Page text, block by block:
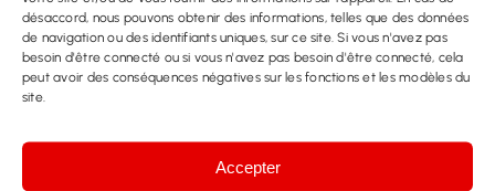
désaccord, nous pouvons obtenir des informations, telles que des données
de navigation ou des identifiants uniques, sur ce site. Si vous n'avez pas
besoin d'être connecté ou si vous n'avez pas besoin d'être connecté, cela
peut avoir des conséquences négatives sur les fonctions et les modèles du
site.
Accepter
Partager ce bien